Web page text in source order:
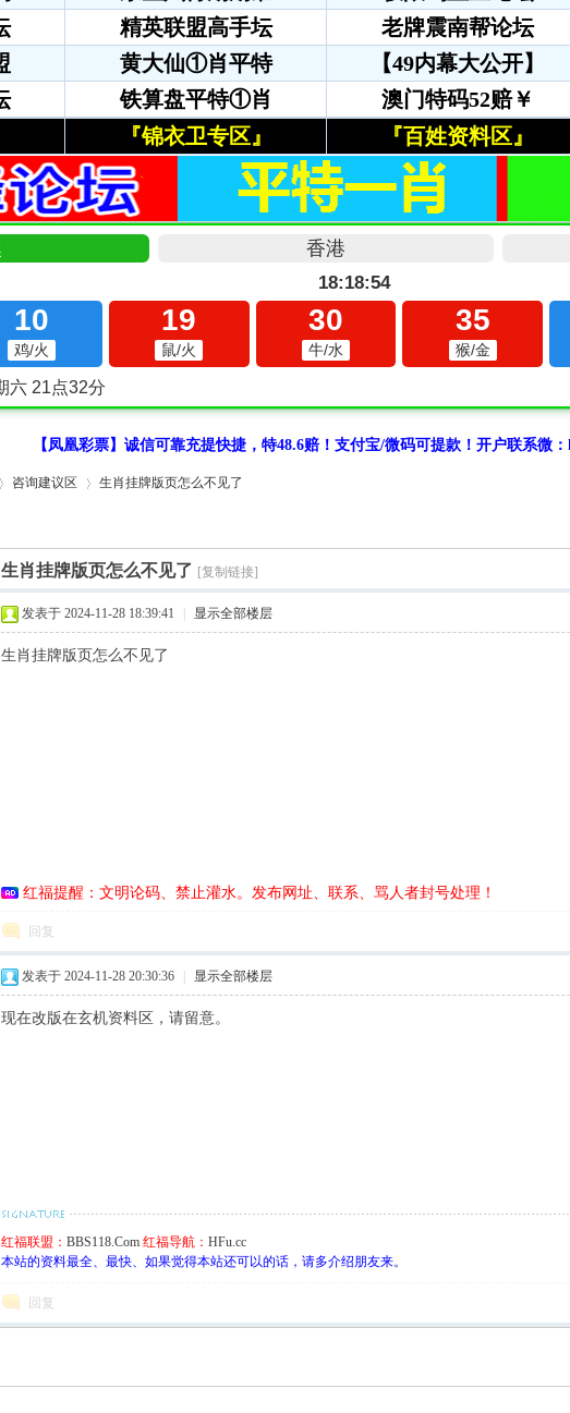
【凤凰彩票】诚信可靠充提快捷，特48.6赔！支付宝/微码可提款！开户联系微：
咨询建议区
›
生肖挂牌版页怎么不见了
生肖挂牌版页怎么不见了 [复制链接]
发表于 2024-11-28 18:39:41 显示全部楼层
生肖挂牌版页怎么不见了
红福提醒：文明论码、禁止灌水。发布网址、联系、骂人者封号处理！
回复
发表于 2024-11-28 20:30:36 显示全部楼层
现在改版在玄机资料区，请留意。
红福联盟： BBS118.Com 红福导航： HFu.cc
本站的资料最全、最快、如果觉得本站还可以的话，请多介绍朋友来。
回复